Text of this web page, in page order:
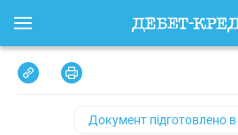
Документ підготовлено в